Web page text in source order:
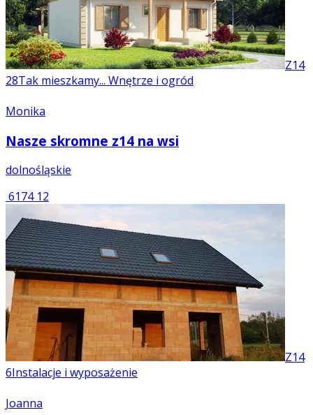
Z14
28Tak mieszkamy... Wnętrze i ogród
Monika
Nasze skromne z14 na wsi
dolnośląskie
617412
Z14
6Instalacje i wyposażenie
Joanna